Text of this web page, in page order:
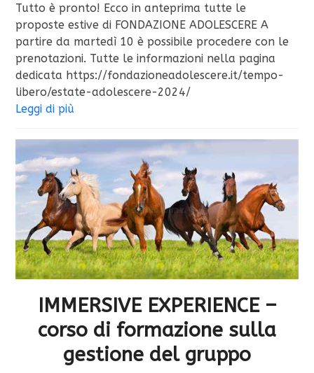
Tutto è pronto! Ecco in anteprima tutte le
proposte estive di FONDAZIONE ADOLESCERE A
partire da martedì 10 è possibile procedere con le
prenotazioni. Tutte le informazioni nella pagina
dedicata https://fondazioneadolescere.it/tempo-
libero/estate-adolescere-2024/
Leggi di più
IMMERSIVE EXPERIENCE –
corso di formazione sulla
gestione del gruppo